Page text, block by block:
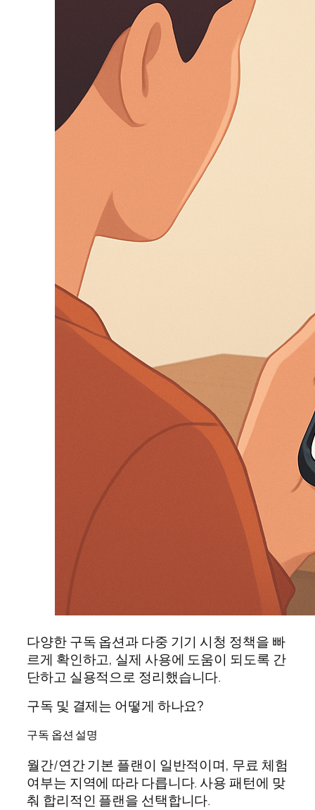
다양한 구독 옵션과 다중 기기 시청 정책을 빠
르게 확인하고, 실제 사용에 도움이 되도록 간
단하고 실용적으로 정리했습니다.
구독 및 결제는 어떻게 하나요?
구독 옵션 설명
월간/연간 기본 플랜이 일반적이며, 무료 체험
여부는 지역에 따라 다릅니다. 사용 패턴에 맞
춰 합리적인 플랜을 선택합니다.